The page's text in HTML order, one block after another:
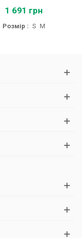
1 691 грн
Розмір : S M